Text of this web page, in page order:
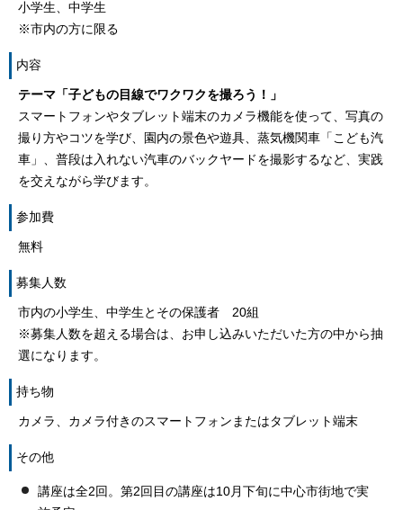
小学生、中学生
※市内の方に限る
内容
テーマ「子どもの目線でワクワクを撮ろう！」
スマートフォンやタブレット端末のカメラ機能を使って、写真の
撮り方やコツを学び、園内の景色や遊具、蒸気機関車「こども汽
車」、普段は入れない汽車のバックヤードを撮影するなど、実践
を交えながら学びます。
参加費
無料
募集人数
市内の小学生、中学生とその保護者 20組
※募集人数を超える場合は、お申し込みいただいた方の中から抽
選になります。
持ち物
カメラ、カメラ付きのスマートフォンまたはタブレット端末
その他
講座は全2回。第2回目の講座は10月下旬に中心市街地で実